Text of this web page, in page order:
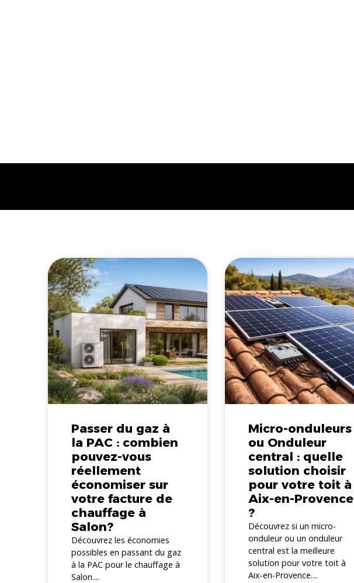
Passer du gaz à
la PAC : combien
pouvez-vous
réellement
économiser sur
votre facture de
chauffage à
Salon?
Découvrez les économies
possibles en passant du gaz
à la PAC pour le chauffage à
Salon....
Micro-onduleurs
ou Onduleur
central : quelle
solution choisir
pour votre toit à
Aix-en-Provence
?
Découvrez si un micro-
onduleur ou un onduleur
central est la meilleure
solution pour votre toit à
Aix-en-Provence....